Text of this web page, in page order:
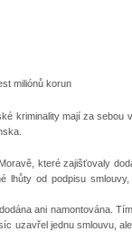
miliónů korun
mají za sebou
které zajišťovaly
lhůty od podpisu
ani namontována.
uzavřel jednu smlouvu,